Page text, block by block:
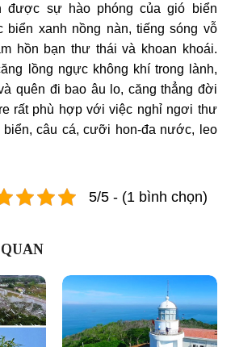
được sự hào phóng của gió biển
biển xanh nồng nàn, tiếng sóng vỗ
hồn bạn thư thái và khoan khoái.
lồng ngực không khí trong lành,
quên đi bao âu lo, căng thẳng đời
rất phù hợp với việc nghỉ ngơi thư
biển, câu cá, cưỡi hon-đa nước, leo
5/5 - (1 bình chọn)